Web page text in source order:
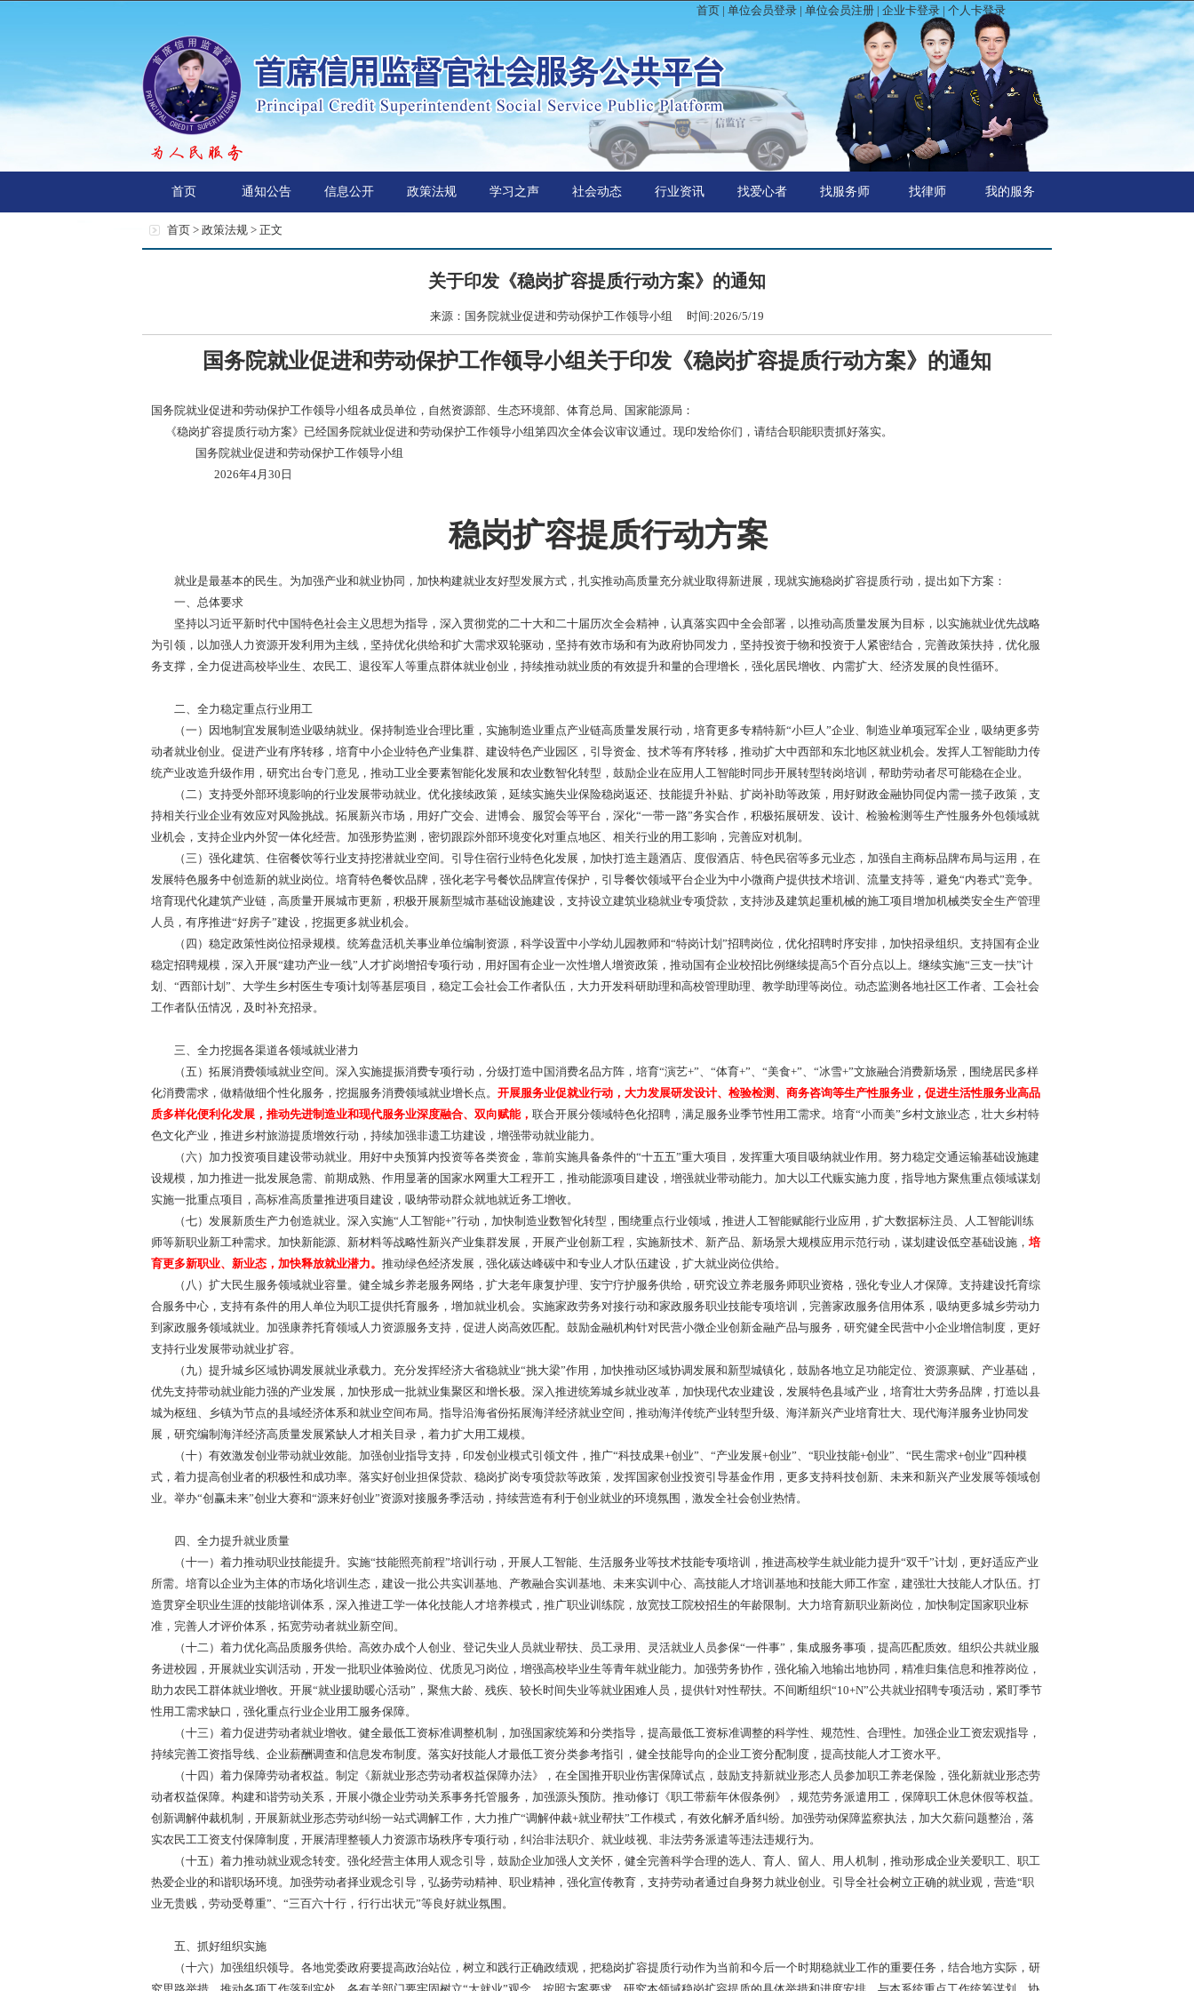
首页 | 单位会员登录 | 单位会员注册 | 企业卡登录 | 个人卡登录
首页 通知公告 信息公开 政策法规 学习之声 社会动态 行业资讯 找爱心者 找服务师 找律师 我的服务
首页 > 政策法规 > 正文
关于印发《稳岗扩容提质行动方案》的通知
来源：国务院就业促进和劳动保护工作领导小组 时间:2026/5/19
国务院就业促进和劳动保护工作领导小组关于印发《稳岗扩容提质行动方案》的通知
国务院就业促进和劳动保护工作领导小组各成员单位，自然资源部、生态环境部、体育总局、国家能源局：
《稳岗扩容提质行动方案》已经国务院就业促进和劳动保护工作领导小组第四次全体会议审议通过。现印发给你们，请结合职能职责抓好落实。
国务院就业促进和劳动保护工作领导小组
2026年4月30日
稳岗扩容提质行动方案
就业是最基本的民生。为加强产业和就业协同，加快构建就业友好型发展方式，扎实推动高质量充分就业取得新进展，现就实施稳岗扩容提质行动，提出如下方案：
一、总体要求
坚持以习近平新时代中国特色社会主义思想为指导，深入贯彻党的二十大和二十届历次全会精神，认真落实四中全会部署，以推动高质量发展为目标，以实施就业优先战略
为引领，以加强人力资源开发利用为主线，坚持优化供给和扩大需求双轮驱动，坚持有效市场和有为政府协同发力，坚持投资于物和投资于人紧密结合，完善政策扶持，优化服
务支撑，全力促进高校毕业生、农民工、退役军人等重点群体就业创业，持续推动就业质的有效提升和量的合理增长，强化居民增收、内需扩大、经济发展的良性循环。
二、全力稳定重点行业用工
（一）因地制宜发展制造业吸纳就业。保持制造业合理比重，实施制造业重点产业链高质量发展行动，培育更多专精特新“小巨人”企业、制造业单项冠军企业，吸纳更多劳
动者就业创业。促进产业有序转移，培育中小企业特色产业集群、建设特色产业园区，引导资金、技术等有序转移，推动扩大中西部和东北地区就业机会。发挥人工智能助力传
统产业改造升级作用，研究出台专门意见，推动工业全要素智能化发展和农业数智化转型，鼓励企业在应用人工智能时同步开展转型转岗培训，帮助劳动者尽可能稳在企业。
（二）支持受外部环境影响的行业发展带动就业。优化接续政策，延续实施失业保险稳岗返还、技能提升补贴、扩岗补助等政策，用好财政金融协同促内需一揽子政策，支
持相关行业企业有效应对风险挑战。拓展新兴市场，用好广交会、进博会、服贸会等平台，深化“一带一路”务实合作，积极拓展研发、设计、检验检测等生产性服务外包领域就
业机会，支持企业内外贸一体化经营。加强形势监测，密切跟踪外部环境变化对重点地区、相关行业的用工影响，完善应对机制。
（三）强化建筑、住宿餐饮等行业支持挖潜就业空间。引导住宿行业特色化发展，加快打造主题酒店、度假酒店、特色民宿等多元业态，加强自主商标品牌布局与运用，在
发展特色服务中创造新的就业岗位。培育特色餐饮品牌，强化老字号餐饮品牌宣传保护，引导餐饮领域平台企业为中小微商户提供技术培训、流量支持等，避免“内卷式”竞争。
培育现代化建筑产业链，高质量开展城市更新，积极开展新型城市基础设施建设，支持设立建筑业稳就业专项贷款，支持涉及建筑起重机械的施工项目增加机械类安全生产管理
人员，有序推进“好房子”建设，挖掘更多就业机会。
（四）稳定政策性岗位招录规模。统筹盘活机关事业单位编制资源，科学设置中小学幼儿园教师和“特岗计划”招聘岗位，优化招聘时序安排，加快招录组织。支持国有企业
稳定招聘规模，深入开展“建功产业一线”人才扩岗增招专项行动，用好国有企业一次性增人增资政策，推动国有企业校招比例继续提高5个百分点以上。继续实施“三支一扶”计
划、“西部计划”、大学生乡村医生专项计划等基层项目，稳定工会社会工作者队伍，大力开发科研助理和高校管理助理、教学助理等岗位。动态监测各地社区工作者、工会社会
工作者队伍情况，及时补充招录。
三、全力挖掘各渠道各领域就业潜力
（五）拓展消费领域就业空间。深入实施提振消费专项行动，分级打造中国消费名品方阵，培育“演艺+”、“体育+”、“美食+”、“冰雪+”文旅融合消费新场景，围绕居民多样
化消费需求，做精做细个性化服务，挖掘服务消费领域就业增长点。 开展服务业促就业行动，大力发展研发设计、检验检测、商务咨询等生产性服务业，促进生活性服务业高品
质多样化便利化发展，推动先进制造业和现代服务业深度融合、双向赋能， 联合开展分领域特色化招聘，满足服务业季节性用工需求。培育“小而美”乡村文旅业态，壮大乡村特
色文化产业，推进乡村旅游提质增效行动，持续加强非遗工坊建设，增强带动就业能力。
（六）加力投资项目建设带动就业。用好中央预算内投资等各类资金，靠前实施具备条件的“十五五”重大项目，发挥重大项目吸纳就业作用。努力稳定交通运输基础设施建
设规模，加力推进一批发展急需、前期成熟、作用显著的国家水网重大工程开工，推动能源项目建设，增强就业带动能力。加大以工代赈实施力度，指导地方聚焦重点领域谋划
实施一批重点项目，高标准高质量推进项目建设，吸纳带动群众就地就近务工增收。
（七）发展新质生产力创造就业。深入实施“人工智能+”行动，加快制造业数智化转型，围绕重点行业领域，推进人工智能赋能行业应用，扩大数据标注员、人工智能训练
师等新职业新工种需求。加快新能源、新材料等战略性新兴产业集群发展，开展产业创新工程，实施新技术、新产品、新场景大规模应用示范行动，谋划建设低空基础设施，培
育更多新职业、新业态，加快释放就业潜力。 推动绿色经济发展，强化碳达峰碳中和专业人才队伍建设，扩大就业岗位供给。
（八）扩大民生服务领域就业容量。健全城乡养老服务网络，扩大老年康复护理、安宁疗护服务供给，研究设立养老服务师职业资格，强化专业人才保障。支持建设托育综
合服务中心，支持有条件的用人单位为职工提供托育服务，增加就业机会。实施家政劳务对接行动和家政服务职业技能专项培训，完善家政服务信用体系，吸纳更多城乡劳动力
到家政服务领域就业。加强康养托育领域人力资源服务支持，促进人岗高效匹配。鼓励金融机构针对民营小微企业创新金融产品与服务，研究健全民营中小企业增信制度，更好
支持行业发展带动就业扩容。
（九）提升城乡区域协调发展就业承载力。充分发挥经济大省稳就业“挑大梁”作用，加快推动区域协调发展和新型城镇化，鼓励各地立足功能定位、资源禀赋、产业基础，
优先支持带动就业能力强的产业发展，加快形成一批就业集聚区和增长极。深入推进统筹城乡就业改革，加快现代农业建设，发展特色县域产业，培育壮大劳务品牌，打造以县
城为枢纽、乡镇为节点的县域经济体系和就业空间布局。指导沿海省份拓展海洋经济就业空间，推动海洋传统产业转型升级、海洋新兴产业培育壮大、现代海洋服务业协同发
展，研究编制海洋经济高质量发展紧缺人才相关目录，着力扩大用工规模。
（十）有效激发创业带动就业效能。加强创业指导支持，印发创业模式引领文件，推广“科技成果+创业”、“产业发展+创业”、“职业技能+创业”、“民生需求+创业”四种模
式，着力提高创业者的积极性和成功率。落实好创业担保贷款、稳岗扩岗专项贷款等政策，发挥国家创业投资引导基金作用，更多支持科技创新、未来和新兴产业发展等领域创
业。举办“创赢未来”创业大赛和“源来好创业”资源对接服务季活动，持续营造有利于创业就业的环境氛围，激发全社会创业热情。
四、全力提升就业质量
（十一）着力推动职业技能提升。实施“技能照亮前程”培训行动，开展人工智能、生活服务业等技术技能专项培训，推进高校学生就业能力提升“双千”计划，更好适应产业
所需。培育以企业为主体的市场化培训生态，建设一批公共实训基地、产教融合实训基地、未来实训中心、高技能人才培训基地和技能大师工作室，建强壮大技能人才队伍。打
造贯穿全职业生涯的技能培训体系，深入推进工学一体化技能人才培养模式，推广职业训练院，放宽技工院校招生的年龄限制。大力培育新职业新岗位，加快制定国家职业标
准，完善人才评价体系，拓宽劳动者就业新空间。
（十二）着力优化高品质服务供给。高效办成个人创业、登记失业人员就业帮扶、员工录用、灵活就业人员参保“一件事”，集成服务事项，提高匹配质效。组织公共就业服
务进校园，开展就业实训活动，开发一批职业体验岗位、优质见习岗位，增强高校毕业生等青年就业能力。加强劳务协作，强化输入地输出地协同，精准归集信息和推荐岗位，
助力农民工群体就业增收。开展“就业援助暖心活动”，聚焦大龄、残疾、较长时间失业等就业困难人员，提供针对性帮扶。不间断组织“10+N”公共就业招聘专项活动，紧盯季节
性用工需求缺口，强化重点行业企业用工服务保障。
（十三）着力促进劳动者就业增收。健全最低工资标准调整机制，加强国家统筹和分类指导，提高最低工资标准调整的科学性、规范性、合理性。加强企业工资宏观指导，
持续完善工资指导线、企业薪酬调查和信息发布制度。落实好技能人才最低工资分类参考指引，健全技能导向的企业工资分配制度，提高技能人才工资水平。
（十四）着力保障劳动者权益。制定《新就业形态劳动者权益保障办法》，在全国推开职业伤害保障试点，鼓励支持新就业形态人员参加职工养老保险，强化新就业形态劳
动者权益保障。构建和谐劳动关系，开展小微企业劳动关系事务托管服务，加强源头预防。推动修订《职工带薪年休假条例》，规范劳务派遣用工，保障职工休息休假等权益。
创新调解仲裁机制，开展新就业形态劳动纠纷一站式调解工作，大力推广“调解仲裁+就业帮扶”工作模式，有效化解矛盾纠纷。加强劳动保障监察执法，加大欠薪问题整治，落
实农民工工资支付保障制度，开展清理整顿人力资源市场秩序专项行动，纠治非法职介、就业歧视、非法劳务派遣等违法违规行为。
（十五）着力推动就业观念转变。强化经营主体用人观念引导，鼓励企业加强人文关怀，健全完善科学合理的选人、育人、留人、用人机制，推动形成企业关爱职工、职工
热爱企业的和谐职场环境。加强劳动者择业观念引导，弘扬劳动精神、职业精神，强化宣传教育，支持劳动者通过自身努力就业创业。引导全社会树立正确的就业观，营造“职
业无贵贱，劳动受尊重”、“三百六十行，行行出状元”等良好就业氛围。
五、抓好组织实施
（十六）加强组织领导。各地党委政府要提高政治站位，树立和践行正确政绩观，把稳岗扩容提质行动作为当前和今后一个时期稳就业工作的重要任务，结合地方实际，研